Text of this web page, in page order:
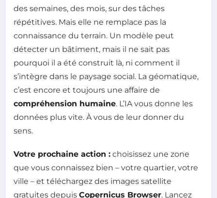
des semaines, des mois, sur des tâches
répétitives. Mais elle ne remplace pas la
connaissance du terrain. Un modèle peut
détecter un bâtiment, mais il ne sait pas
pourquoi il a été construit là, ni comment il
s’intègre dans le paysage social. La géomatique,
c’est encore et toujours une affaire de
compréhension humaine. L’IA vous donne les
données plus vite. À vous de leur donner du
sens.
Votre prochaine action : choisissez une zone
que vous connaissez bien – votre quartier, votre
ville – et téléchargez des images satellite
gratuites depuis Copernicus Browser. Lancez